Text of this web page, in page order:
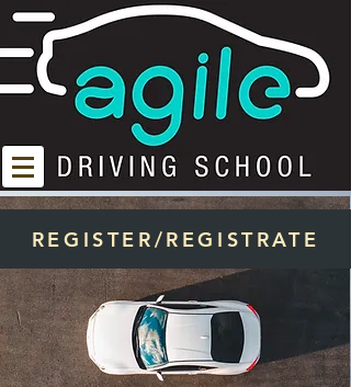
REGISTER/REGISTRATE